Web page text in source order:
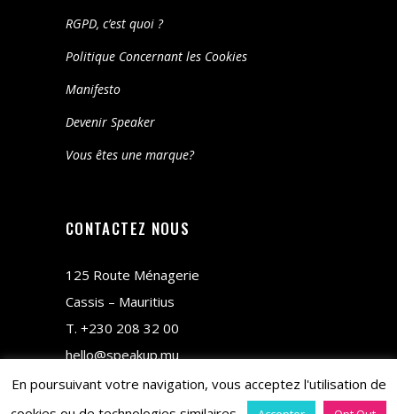
RGPD, c’est quoi ?
Politique Concernant les Cookies
Manifesto
Devenir Speaker
Vous êtes une marque?
CONTACTEZ NOUS
125 Route Ménagerie
Cassis – Mauritius
T. +230 208 32 00
hello@speakup.mu
En poursuivant votre navigation, vous acceptez l'utilisation de